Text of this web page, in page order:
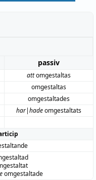
passiv
attomgestaltas
omgestaltas
omgestaltades
har|hadeomgestaltats
omgestaltade